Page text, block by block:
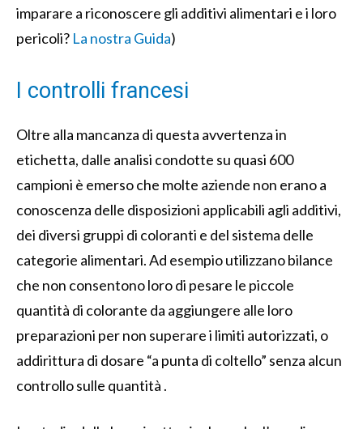
imparare a riconoscere gli additivi alimentari e i loro
pericoli? La nostra Guida)
I controlli francesi
Oltre alla mancanza di questa avvertenza in
etichetta, dalle analisi condotte su quasi 600
campioni è emerso che molte aziende non erano a
conoscenza delle disposizioni applicabili agli additivi,
dei diversi gruppi di coloranti e del sistema delle
categorie alimentari. Ad esempio utilizzano bilance
che non consentono loro di pesare le piccole
quantità di colorante da aggiungere alle loro
preparazioni per non superare i limiti autorizzati, o
addirittura di dosare “a punta di coltello” senza alcun
controllo sulle quantità .